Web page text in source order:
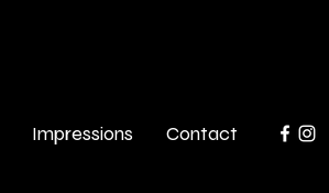
Impressions Contact